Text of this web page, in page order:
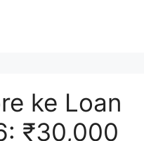
ke Loan
₹30,000